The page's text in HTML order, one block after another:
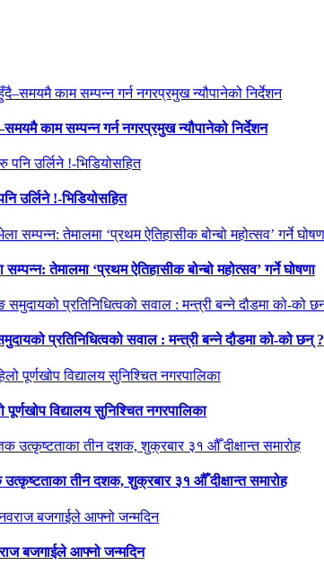
काम सम्पन्न गर्न नगरप्रमुख न्यौपानेको निर्देशन
उर्लिने !-भिडियोसहित
तेमालमा ‘प्रथम ऐतिहासीक बोन्बो महोत्सव’ गर्ने घोषणा
प्रतिनिधित्वको सवाल : मन्त्री बन्ने दौडमा को‐को छन् ?
विद्यालय सुनिश्चित नगरपालिका
उत्कृष्टताका तीन दशक, शुक्रबार ३१ औँ दीक्षान्त समारोह
बजगाईले आफ्नो जन्मदिन